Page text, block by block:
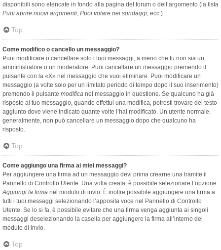
disponibili sono elencate in fondo alla pagina del forum o dell’argomento (la lista
Puoi aprire nuovi argomenti, Puoi votare nei sondaggi, ecc.).
Top
Come modifico o cancello un messaggio?
Puoi modificare o cancellare solo i tuoi messaggi, a meno che tu non sia un
amministratore o un moderatore. Puoi cancellare un messaggio premendo il
pulsante con la «X» nel messaggio che vuoi eliminare. Puoi modificare un
messaggio (a volte solo per un limitato periodo di tempo dopo il suo inserimento)
premendo il pulsante modifica nel messaggio in questione. Se qualcuno ha già
risposto al tuo messaggio, quando effettui una modifica, potresti trovare del testo
aggiunto dove viene indicato quante volte l’hai modificato. Un utente normale,
generalmente, non può cancellare un messaggio dopo che qualcuno ha
risposto.
Top
Come aggiungo una firma ai miei messaggi?
Per aggiungere una firma ad un messaggio devi prima crearne una tramite il
Pannello di Controllo Utente. Una volta creata, è possibile selezionare l’opzione
Aggiungi la firma nel modulo di invio. È inoltre possibile aggiungere una firma a
tutti i tuoi messaggi selezionando l’apposita voce nel Pannello di Controllo
Utente. Se lo si fa, è possibile evitare che una firma venga aggiunta ai singoli
messaggi deselezionando la casella per aggiungere la firma all’interno del
modulo di invio.
Top